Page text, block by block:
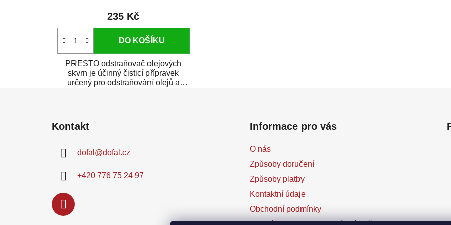
235 Kč
DO KOŠÍKU
PRESTO odstraňovač olejových
skvrn je účinný čisticí přípravek
určený pro odstraňování olejů a
Kontakt
dofal @dofal.cz
+420 776 75 24 97
Informace pro vás
O nás
Způsoby doručení
Způsoby platby
Kontaktní údaje
Obchodní podmínky